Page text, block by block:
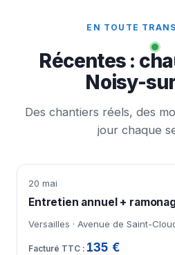
EN TOUTE
Récentes :
Noisy-
Des chantiers réels, des
jour chaque
20 mai
Entretien annuel +
Versailles · Avenue de Saint-
135 €